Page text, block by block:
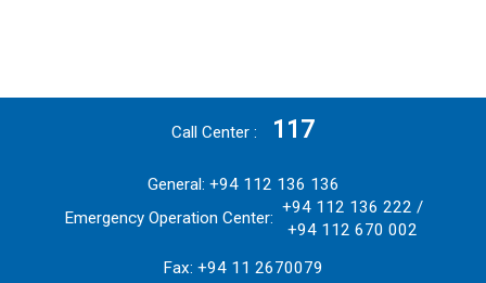
Call Center 117
General: +94 112 136 136
Emergency Operation Center:
+94 112 136 222 /
+94 112 670 002
Fax: +94 11 2670079